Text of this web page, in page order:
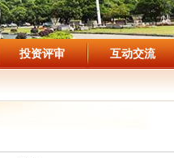
投资评审 互动交流